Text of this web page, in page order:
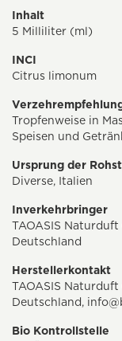
Inhalt
5 Milliliter (ml)
INCI
Citrus limonum
Tropfenweise in
Speisen und
Ursprung der
Diverse, Italien
Inverkehrbringer
TAOASIS Naturduft
Deutschland
Herstellerkontakt
TAOASIS Naturduft
Deutschland,
Bio Kontrollstelle